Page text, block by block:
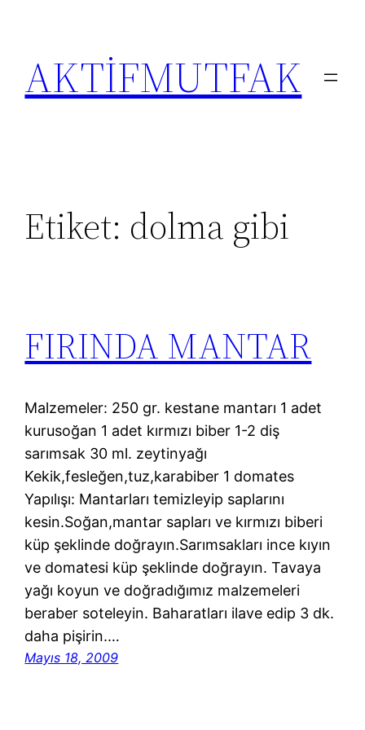
AKTİFMUTFAK
Etiket: dolma gibi
FIRINDA MANTAR
Malzemeler: 250 gr. kestane mantarı 1 adet
kurusoğan 1 adet kırmızı biber 1-2 diş
sarımsak 30 ml. zeytinyağı
Kekik,fesleğen,tuz,karabiber 1 domates
Yapılışı: Mantarları temizleyip saplarını
kesin.Soğan,mantar sapları ve kırmızı biberi
küp şeklinde doğrayın.Sarımsakları ince kıyın
ve domatesi küp şeklinde doğrayın. Tavaya
yağı koyun ve doğradığımız malzemeleri
beraber soteleyin. Baharatları ilave edip 3 dk.
daha pişirin.…
Mayıs 18, 2009